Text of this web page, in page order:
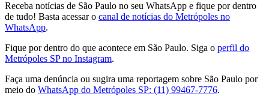
Receba notícias de São Paulo no seu WhatsApp e fique por dentro
de tudo! Basta acessar o canal de notícias do Metrópoles no
WhatsApp.
Fique por dentro do que acontece em São Paulo. Siga o perfil do
Metrópoles SP no Instagram.
Faça uma denúncia ou sugira uma reportagem sobre São Paulo por
meio do WhatsApp do Metrópoles SP: (11) 99467-7776.